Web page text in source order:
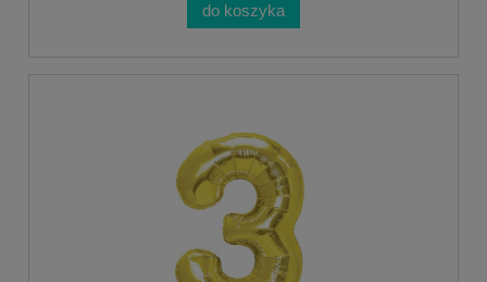
do koszyka